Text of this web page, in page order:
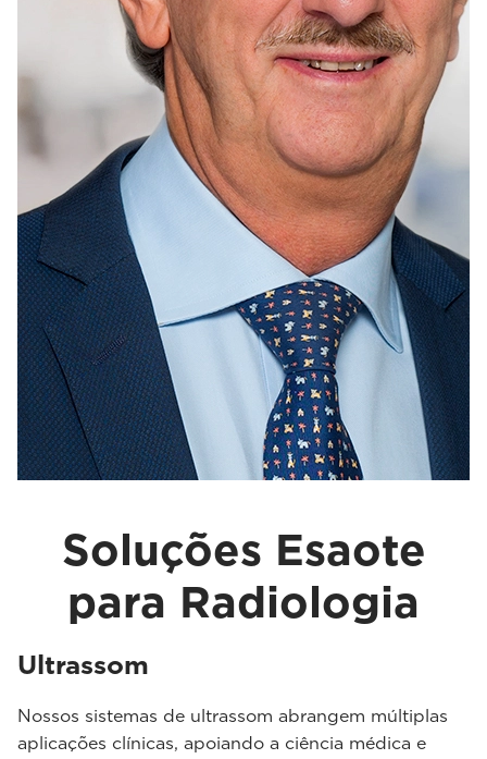
Soluções Esaote
para Radiologia
Ultrassom
Nossos sistemas de ultrassom abrangem múltiplas
aplicações clínicas, apoiando a ciência médica e